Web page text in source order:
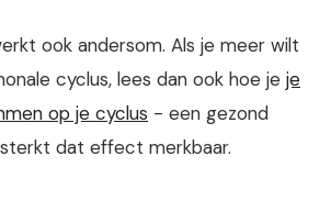
ook andersom. Als je meer wilt
cyclus, lees dan ook hoe je je
op je cyclus - een gezond
dat effect merkbaar.